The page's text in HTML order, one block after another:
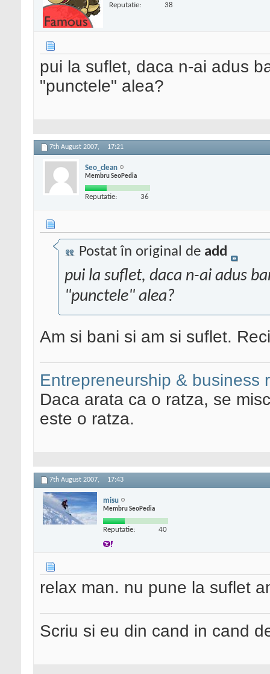
Reputatie: 38
pui la suflet, daca n-ai adus
"punctele" alea?
7th August 2007, 17:21
Seo_clean
Membru SeoPedia
Reputatie: 36
Postat în original de add
pui la suflet, daca n-ai adus
"punctele" alea?
Am si bani si am si suflet.
Entrepreneurship & business
Daca arata ca o ratza, se
este o ratza.
7th August 2007, 17:43
misu
Membru SeoPedia
Reputatie: 40
relax man. nu pune la suflet
Scriu si eu din cand in cand